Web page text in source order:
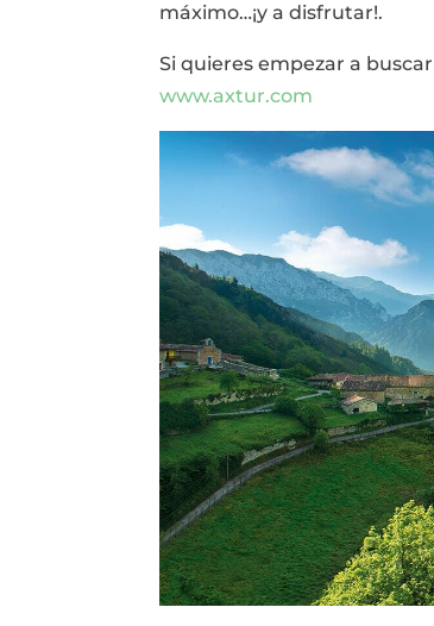
máximo…¡y a disfrutar!.
Si quieres empezar a
www.axtur.com